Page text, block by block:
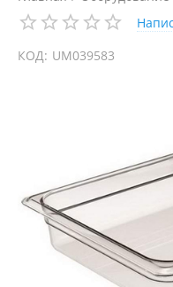
КОД: UM039583